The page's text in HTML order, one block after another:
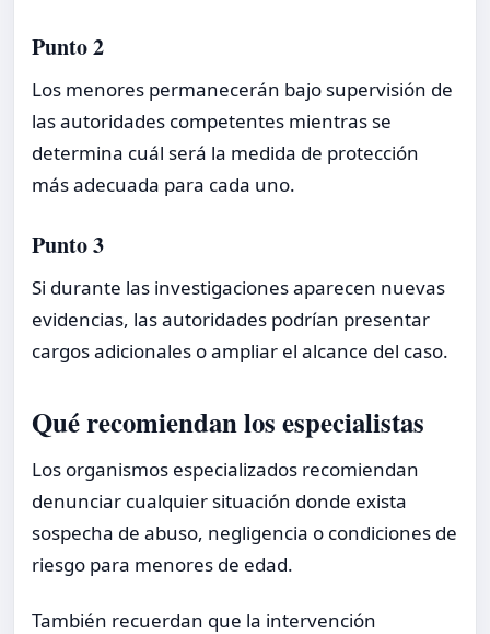
Punto 2
Los menores permanecerán bajo supervisión de
las autoridades competentes mientras se
determina cuál será la medida de protección
más adecuada para cada uno.
Punto 3
Si durante las investigaciones aparecen nuevas
evidencias, las autoridades podrían presentar
cargos adicionales o ampliar el alcance del caso.
Qué recomiendan los especialistas
Los organismos especializados recomiendan
denunciar cualquier situación donde exista
sospecha de abuso, negligencia o condiciones de
riesgo para menores de edad.
También recuerdan que la intervención